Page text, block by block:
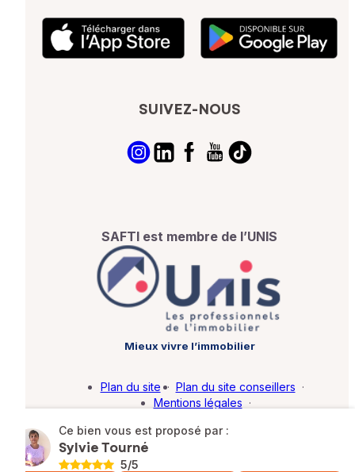
Ce bien vous est proposé par :
Sylvie Tourné
5/5
SUIVEZ-NOUS
SAFTI est membre de l’UNIS
Mieux vivre l’immobilier
Plan du site · Plan du site conseillers ·
Mentions légales ·
Barème d'honoraires · Paramétrer mes cookies